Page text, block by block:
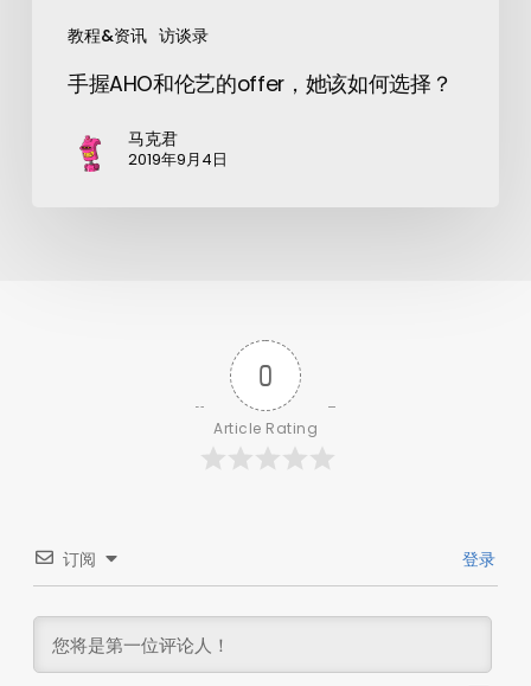
教程&资讯 访谈录
手握AHO和伦艺的offer，她该如何选择？
马克君
2019年9月4日
0
Article Rating
订阅 登录